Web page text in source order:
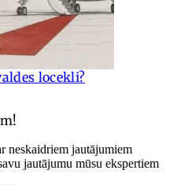
locekli?
neskaidriem jautājumiem
jautājumu mūsu ekspertiem